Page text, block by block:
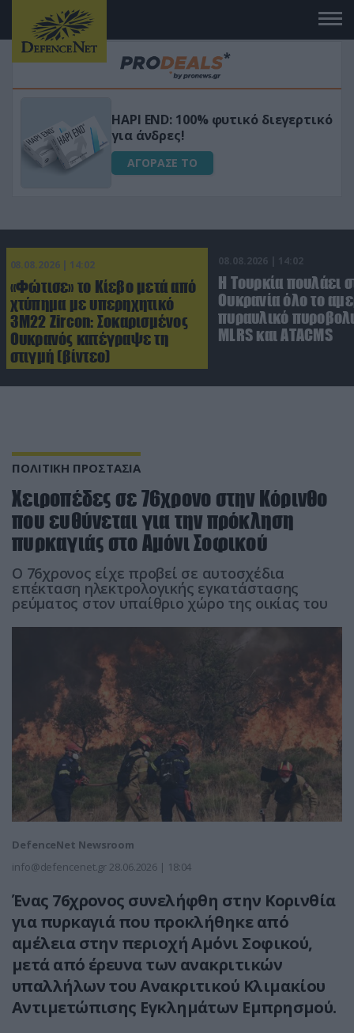
Μεταμόρφωσε τον κήπο σου με το
Ultra Box Μίνι Αλυσοπρίονο με
μπαταρία λιθίου
ΑΓΟΡΑΣΕ ΤΟ
08.08.2026 | 14:02
«Φώτισε» το Κίεβο μετά από
χτύπημα με υπερηχητικό
3M22 Zircon: Σοκαρισμένος
Ουκρανός κατέγραψε τη
στιγμή (βίντεο)
08.08.2026 | 14:02
Η Τουρκία πουλάει
Ουκρανία όλο το
πυραυλικό
MLRS και ΑΤΑCMS
ΠΟΛΙΤΙΚΗ ΠΡΟΣΤΑΣΙΑ
Χειροπέδες σε 76χρονο στην Κόρινθο
που ευθύνεται για την πρόκληση
πυρκαγιάς στο Αμόνι Σοφικού
Ο 76χρονος είχε προβεί σε αυτοσχέδια
επέκταση ηλεκτρολογικής εγκατάστασης
ρεύματος στον υπαίθριο χώρο της οικίας του
DefenceNet Newsroom
info@defencenet.gr 28.06.2026 | 18:04
Ένας 76χρονος συνελήφθη στην Κορινθία
για πυρκαγιά που προκλήθηκε από
αμέλεια στην περιοχή Αμόνι Σοφικού,
μετά από έρευνα των ανακριτικών
υπαλλήλων του Ανακριτικού Κλιμακίου
Αντιμετώπισης Εγκλημάτων Εμπρησμού.